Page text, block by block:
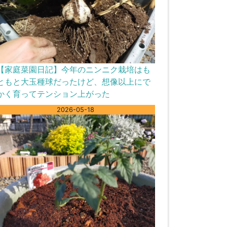
家庭菜園日記】今年のニンニク栽培はも
もと大玉種球だったけど、想像以上にで
く育ってテンション上がった
2026-05-18